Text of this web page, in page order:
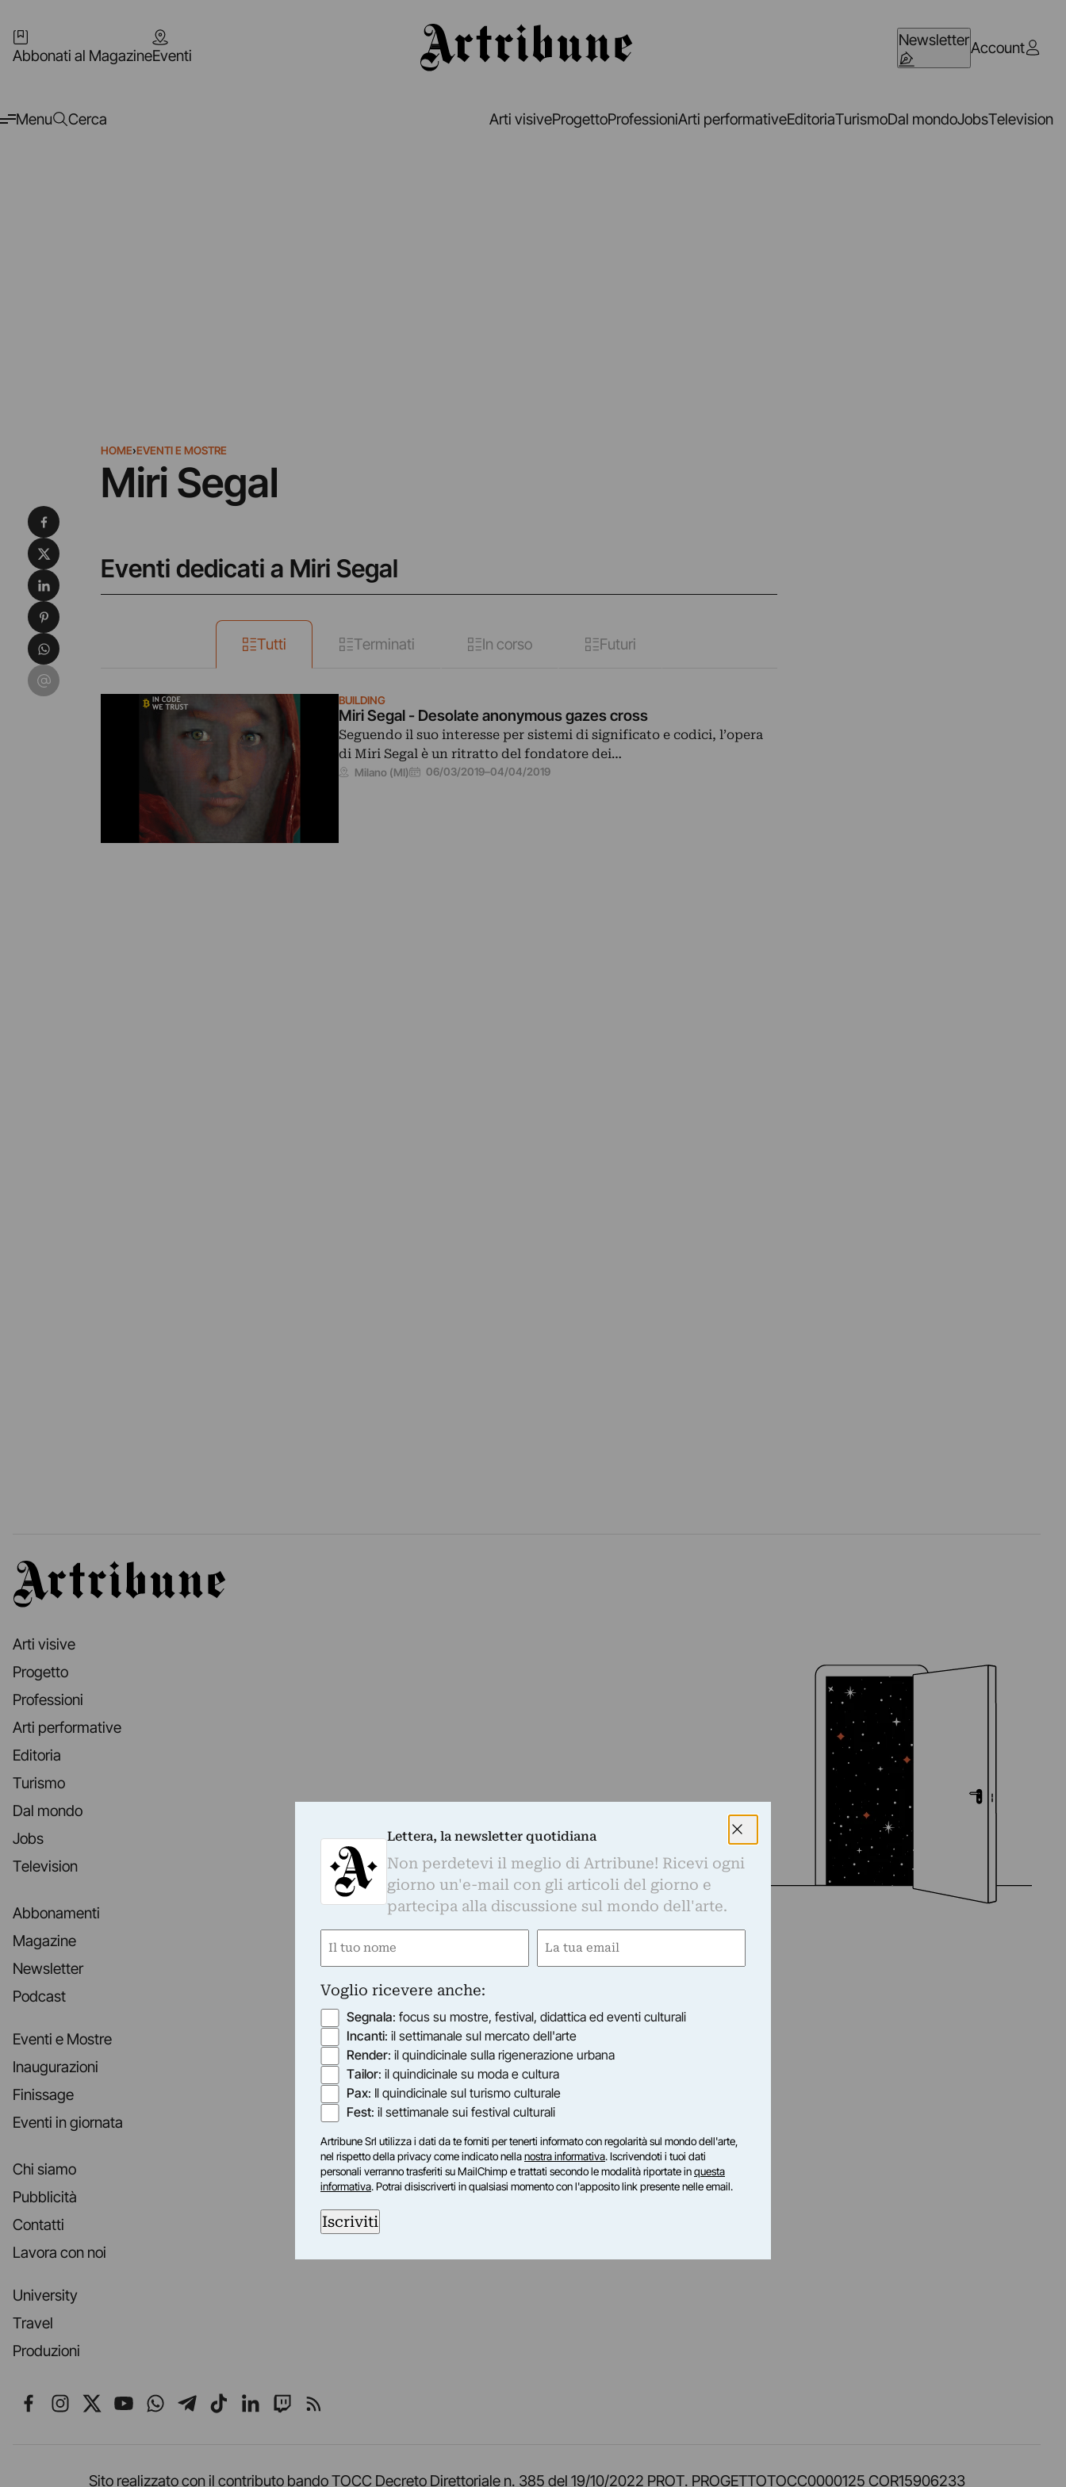
Abbonati al MagazineEventi
NewsletterAccount
Menu Cerca Arti visiveProgettoProfessioniArti performativeEditoriaTurismoDal mondoJobsTelevision
HOME›EVENTI E MOSTRE
Miri Segal
Eventi dedicati a Miri Segal
Tutti Terminati In corso Futuri
BUILDING
Miri Segal - Desolate anonymous gazes cross
Seguendo il suo interesse per sistemi di significato e codici, l’opera
di Miri Segal è un ritratto del fondatore dei…
Milano (MI) 06/03/2019–04/04/2019
Condividi su Facebook
Condividi su X
Condividi su LinkedIn
Condividi su Pinterest
Condividi su WhatsApp
Condividi su Email
Artribune
Arti visive
Progetto
Professioni
Arti performative
Editoria
Turismo
Dal mondo
Jobs
Television
Abbonamenti
Magazine
Newsletter
Podcast
Eventi e Mostre
Inaugurazioni
Finissage
Eventi in giornata
Chi siamo
Pubblicità
Contatti
Lavora con noi
University
Travel
Produzioni
Seguici su Facebook
Seguici su Instagram
Seguici su X
Seguici su YouTube
Seguici su WhatsApp
Seguici su Telegram
Seguici su TikTok
Seguici su LinkedIn
Seguici su Twitch
Seguici su Rss
Sito realizzato con il contributo bando TOCC Decreto Direttoriale n. 385 del 19/10/2022 PROT. PROGETTOTOCC0000125 COR15906233
Lettera, la newsletter quotidiana
Non perdetevi il meglio di Artribune! Ricevi ogni
giorno un'e-mail con gli articoli del giorno e
partecipa alla discussione sul mondo dell'arte.
Nome
Email
Voglio ricevere anche:
Segnala: focus su mostre, festival, didattica ed eventi culturali
Incanti: il settimanale sul mercato dell'arte
Render: il quindicinale sulla rigenerazione urbana
Tailor: il quindicinale su moda e cultura
Pax: Il quindicinale sul turismo culturale
Fest: il settimanale sui festival culturali
Artribune Srl utilizza i dati da te forniti per tenerti informato con regolarità sul mondo dell'arte,
nel rispetto della privacy come indicato nellanostra informativa. Iscrivendoti i tuoi dati
personali verranno trasferiti su MailChimp e trattati secondo le modalità riportate inquesta
informativa. Potrai disiscriverti in qualsiasi momento con l'apposito link presente nelle email.
Iscriviti